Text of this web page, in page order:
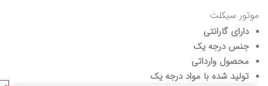
موتور سیکلت
دارای گارانتی
جنس درجه یک
محصول وارداتی
تولید شده با مواد درجه یک